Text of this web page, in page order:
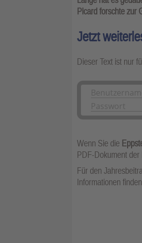
Picard forschte zur
Jetzt
Dieser Text ist nur
Wenn Sie die
PDF-Dokument
Für den
Informationen